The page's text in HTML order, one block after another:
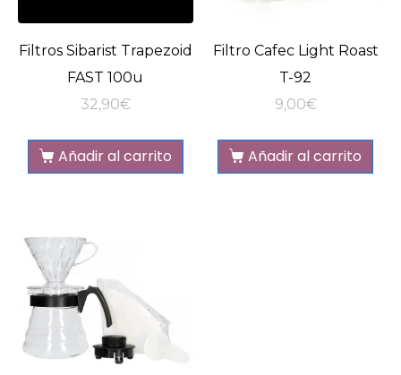
Filtros Sibarist Trapezoid
FAST 100u
32,90€
Añadir al carrito
Filtro Cafec Light Roast
T-92
9,00€
Añadir al carrito